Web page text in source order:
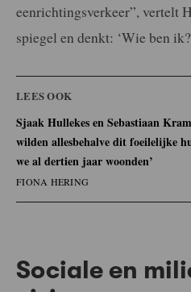
eenrichtingsverkeer”, vertelt
spiegel en denkt: ‘Wie ben
LEES OOK
Sjaak Hullekes en Sebastiaan
wilden allesbehalve dit foeilelijke
we al dertien jaar woonden’
FIONA HERING
Sociale en